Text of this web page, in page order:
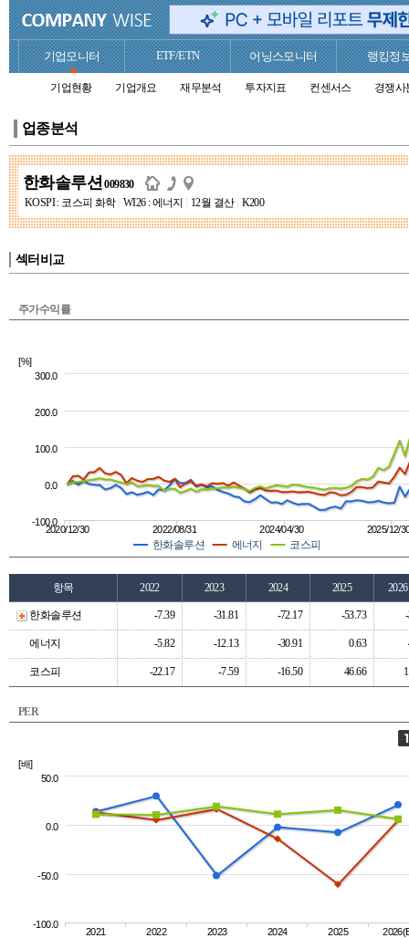
기업모니터 ETF/ETN 어닝스모니터 랭킹정
기업현황 기업개요 재무분석 투자지표 컨센서스 경쟁사
업종분석
한화솔루션 009830
KOSPI : 코스피 화학 WI26 : 에너지 12월 결산 K200
섹터비교
주가수익률
[%]
한화솔루션 에너지 코스피
2020/12/30 2022/08/31 2024/04/30 2025/12/
-100.0
0.0
100.0
200.0
300.0
항목 2022 2023 2024 2025 2026
한화솔루션 -7.39 -31.81 -72.17 -53.73
에너지 -5.82 -12.13 -30.91 0.63
코스피 -22.17 -7.59 -16.50 46.66
PER
[배]
2021 2022 2023 2024 2025
-100.0
-50.0
0.0
50.0